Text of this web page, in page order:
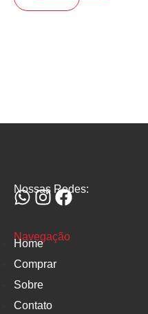
Nossas Redes:
Navegação
Home
Comprar
Sobre
Contato